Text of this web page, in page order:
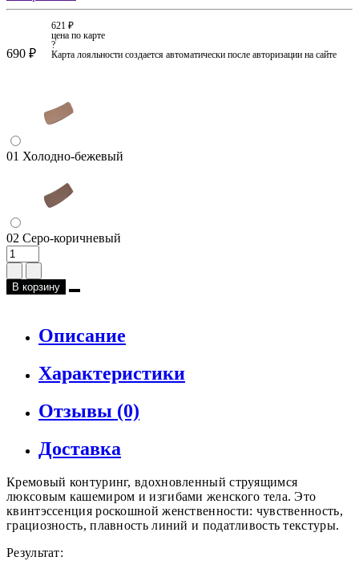
690 ₽
621 ₽
цена по карте
?
Карта лояльности создается автоматически после авторизации на сайте
01 Холодно-бежевый
02 Серо-коричневый
В корзину
Описание
Характеристики
Отзывы (0)
Доставка
Кремовый контуринг, вдохновленный струящимся
люксовым кашемиром и изгибами женского тела. Это
квинтэссенция роскошной женственности: чувственность,
грациозность, плавность линий и податливость текстуры.
Результат: